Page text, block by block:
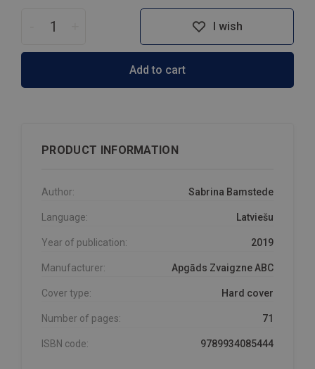
I wish
Add to cart
PRODUCT INFORMATION
Author: Sabrina Bamstede
Language: Latviešu
Year of publication: 2019
Manufacturer: Apgāds Zvaigzne ABC
Cover type: Hard cover
Number of pages: 71
ISBN code: 9789934085444